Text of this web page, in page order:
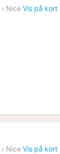
› Nice Vis på kort
› Nice Vis på kort